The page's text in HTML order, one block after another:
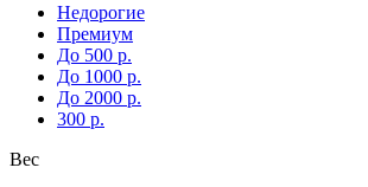
Недорогие
Премиум
До 500 р.
До 1000 р.
До 2000 р.
300 р.
Вес